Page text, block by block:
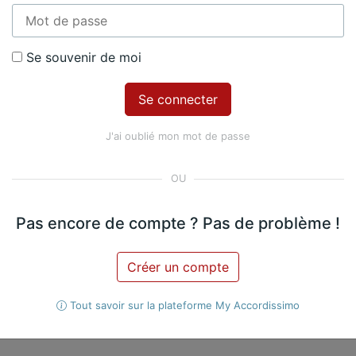
Jacques Offenbach
3. Allegretto
Violoncelle 2 violoncelles
Se souvenir de moi
J'ai oublié mon mot de passe
Pas encore de compte ? Pas de problème !
Créer un compte
Tout savoir sur la plateforme My Accordissimo